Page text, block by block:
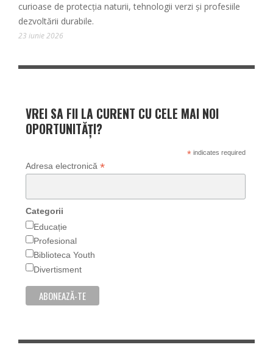
curioase de protecția naturii, tehnologii verzi și profesiile
dezvoltării durabile.
23 iunie 2026
VREI SA FII LA CURENT CU CELE MAI NOI
OPORTUNITĂȚI?
*indicates required
Adresa electronică *
Categorii
Educație
Profesional
Biblioteca Youth
Divertisment